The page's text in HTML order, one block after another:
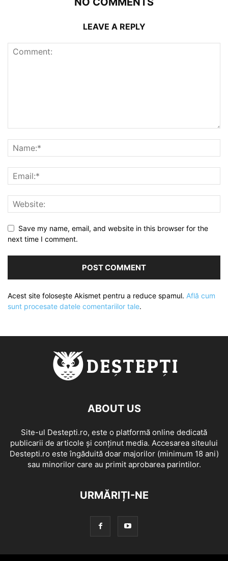
LEAVE A REPLY
Save my name, email, and website in this browser for the
next time I comment.
Acest site folosește Akismet pentru a reduce spamul. Află cum
sunt procesate datele comentariilor tale.
ABOUT US
Site-ul Destepti.ro, este o platformă online dedicată
publicarii de articole și conținut media. Accesarea siteului
Destepti.ro este îngăduită doar majorilor (minimum 18 ani)
sau minorilor care au primit aprobarea parintilor.
URMĂRIȚI-NE